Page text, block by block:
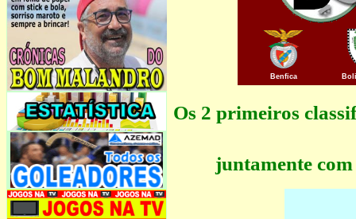
Benfica
Os 2 primeiros
juntamente